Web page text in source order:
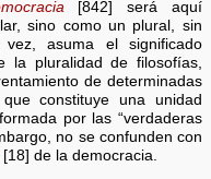
[842] será aquí
sino como un plural, sin
asuma el significado
la pluralidad de filosofías,
de determinadas
constituye una unidad
por las “verdaderas
no se confunden con
[18] de la democracia.